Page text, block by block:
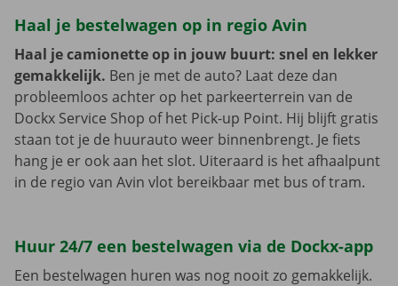
Haal je bestelwagen op in regio Avin
Haal je camionette op in jouw buurt: snel en lekker
gemakkelijk. Ben je met de auto? Laat deze dan
probleemloos achter op het parkeerterrein van de
Dockx Service Shop of het Pick-up Point. Hij blijft gratis
staan tot je de huurauto weer binnenbrengt. Je fiets
hang je er ook aan het slot. Uiteraard is het afhaalpunt
in de regio van Avin vlot bereikbaar met bus of tram.
Huur 24/7 een bestelwagen via de Dockx-app
Een bestelwagen huren was nog nooit zo gemakkelijk.